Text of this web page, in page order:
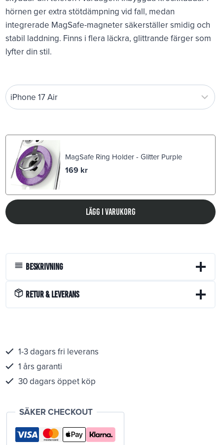
till
199 kr
hörnen ger extra stötdämpning vid fall, medan
integrerade MagSafe-magneter säkerställer smidig och
stabil laddning. Finns i flera läckra, glittrande färger som
lyfter din stil.
MagSafe Ring Holder - Glitter Purple
169 kr
Lägg i varukorg
Beskrivning
Retur & Leverans
1-3 dagars fri leverans
1 års garanti
30 dagars öppet köp
SÄKER CHECKOUT